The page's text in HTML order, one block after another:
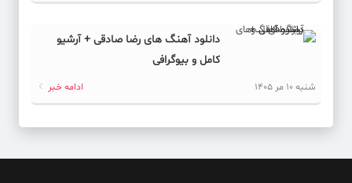
دانلود آهنگ های رضا صادقی + آرشیو
کامل و بیوگرافی
شنبه 10 مر 1405 ادامه خبر